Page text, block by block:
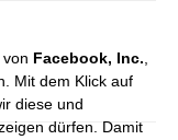
Facebook, Inc.,
Mit dem Klick auf
diese und
dürfen. Damit